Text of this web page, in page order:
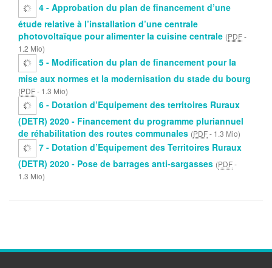
4 - Approbation du plan de financement d’une
étude relative à l’installation d’une centrale
photovoltaïque pour alimenter la cuisine centrale (PDF-
1.2 Mio)
5 - Modification du plan de financement pour la
mise aux normes et la modernisation du stade du bourg
(PDF- 1.3 Mio)
6 - Dotation d’Equipement des territoires Ruraux
(DETR) 2020 - Financement du programme pluriannuel
de réhabilitation des routes communales (PDF- 1.3 Mio)
7 - Dotation d’Equipement des Territoires Ruraux
(DETR) 2020 - Pose de barrages anti-sargasses (PDF-
1.3 Mio)